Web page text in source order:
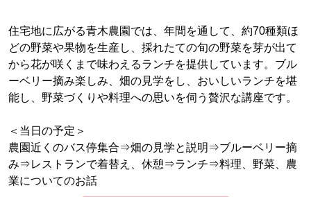
住宅地に広がる青木農園では、年間を通して、約70種類ほ
どの野菜や果物を生産し、採れたての旬の野菜を芽が出て
から花が咲くまで味わえるランチを提供しています。ブル
ーベリー摘み楽しみ、畑の見学をし、おいしいランチを堪
能し、野菜づくりや料理への思いを伺う贅沢な講座です。
＜当日の予定＞
農園近くのバス停集合⇒畑の見学と説明⇒ブルーベリー摘
み⇒レストランで着替え、休憩⇒ランチ⇒料理、野菜、農
業についてのお話